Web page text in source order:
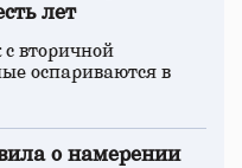
лет
вторичной
оспариваются в
о намерении